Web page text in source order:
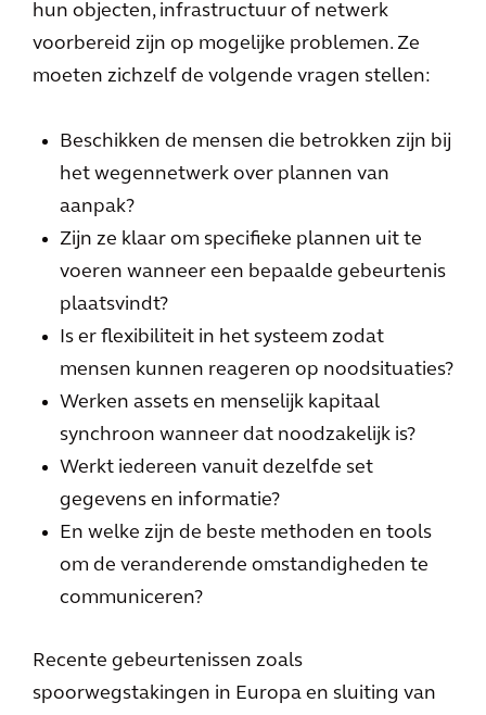
hun objecten, infrastructuur of netwerk
voorbereid zijn op mogelijke problemen. Ze
moeten zichzelf de volgende vragen stellen:
Beschikken de mensen die betrokken zijn bij
het wegennetwerk over plannen van
aanpak?
Zijn ze klaar om specifieke plannen uit te
voeren wanneer een bepaalde gebeurtenis
plaatsvindt?
Is er flexibiliteit in het systeem zodat
mensen kunnen reageren op noodsituaties?
Werken assets en menselijk kapitaal
synchroon wanneer dat noodzakelijk is?
Werkt iedereen vanuit dezelfde set
gegevens en informatie?
En welke zijn de beste methoden en tools
om de veranderende omstandigheden te
communiceren?
Recente gebeurtenissen zoals
spoorwegstakingen in Europa en sluiting van